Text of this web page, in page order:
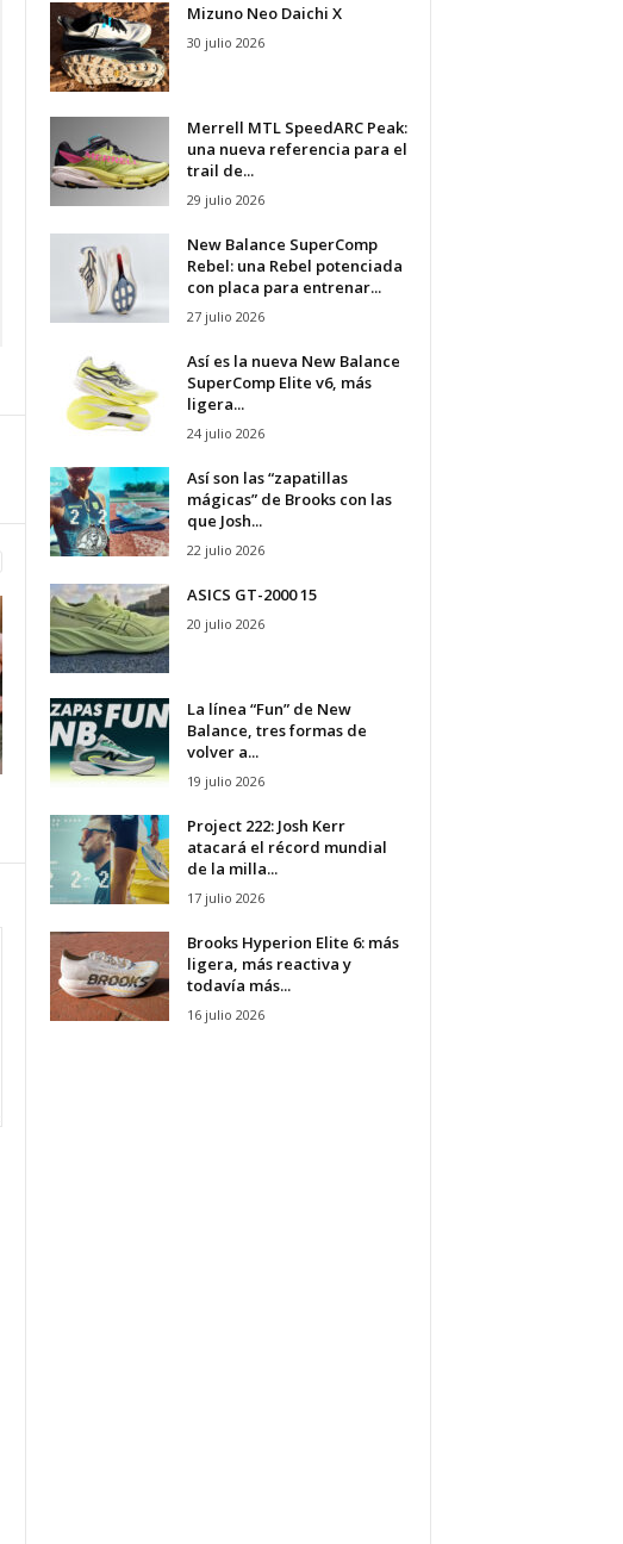
Mizuno Neo Daichi X
30 julio 2026
Merrell MTL SpeedARC Peak:
una nueva referencia para el
trail de...
29 julio 2026
New Balance SuperComp
Rebel: una Rebel potenciada
con placa para entrenar...
27 julio 2026
Así es la nueva New Balance
SuperComp Elite v6, más
ligera...
24 julio 2026
Así son las “zapatillas
mágicas” de Brooks con las
que Josh...
22 julio 2026
ASICS GT-2000 15
20 julio 2026
La línea “Fun” de New
Balance, tres formas de
volver a...
19 julio 2026
Project 222: Josh Kerr
atacará el récord mundial
de la milla...
17 julio 2026
Brooks Hyperion Elite 6: más
ligera, más reactiva y
todavía más...
16 julio 2026